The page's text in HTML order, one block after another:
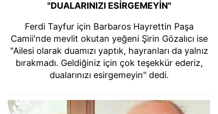
"DUALARINIZI ESİRGEMEYİN"
Ferdi Tayfur için Barbaros Hayrettin Paşa
Camii'nde mevlit okutan yeğeni Şirin Gözalıcı ise
"Ailesi olarak duamızı yaptık, hayranları da yalnız
bırakmadı. Geldiğiniz için çok teşekkür ederiz,
dualarınızı esirgemeyin" dedi.